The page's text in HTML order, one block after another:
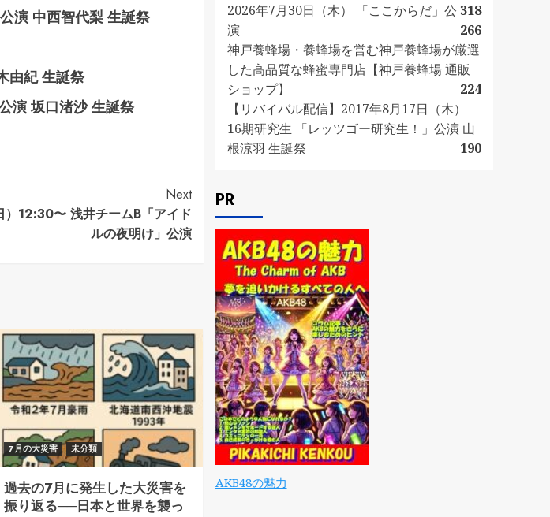
演 中西智代梨 生誕祭
由紀 生誕祭
演 坂口渚沙 生誕祭
Next
12:30〜 浅井チームB「アイド
ルの夜明け」公演
7月の大災害 未分類
過去の7月に発生した大災害を
振り返る──日本と世界を襲っ
318
2026年7月30日（木） 「ここからだ」公
演
266
神戸養蜂場・養蜂場を営む神戸養蜂場が厳選
した高品質な蜂蜜専門店【神戸養蜂場 通販
ショップ】
224
【リバイバル配信】2017年8月17日（木）
16期研究生 「レッツゴー研究生！」公演 山
根涼羽 生誕祭
190
PR
AKB48の魅力